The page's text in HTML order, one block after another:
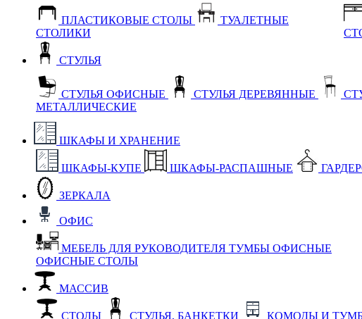
ПЛАСТИКОВЫЕ СТОЛЫ
ТУАЛЕТНЫЕ
СТОЛИКИ
СТУЛЬЯ
СТУЛЬЯ ОФИСНЫЕ СТУЛЬЯ ДЕРЕВЯННЫЕ
МЕТАЛЛИЧЕСКИЕ
ШКАФЫ И ХРАНЕНИЕ
ШКАФЫ-КУПЕ ШКАФЫ-РАСПАШНЫЕ
ЗЕРКАЛА
ОФИС
МЕБЕЛЬ ДЛЯ РУКОВОДИТЕЛЯ ТУМБЫ ОФИСНЫЕ
ОФИСНЫЕ СТОЛЫ
МАССИВ
СТОЛЫ СТУЛЬЯ, БАНКЕТКИ КОМОДЫ И